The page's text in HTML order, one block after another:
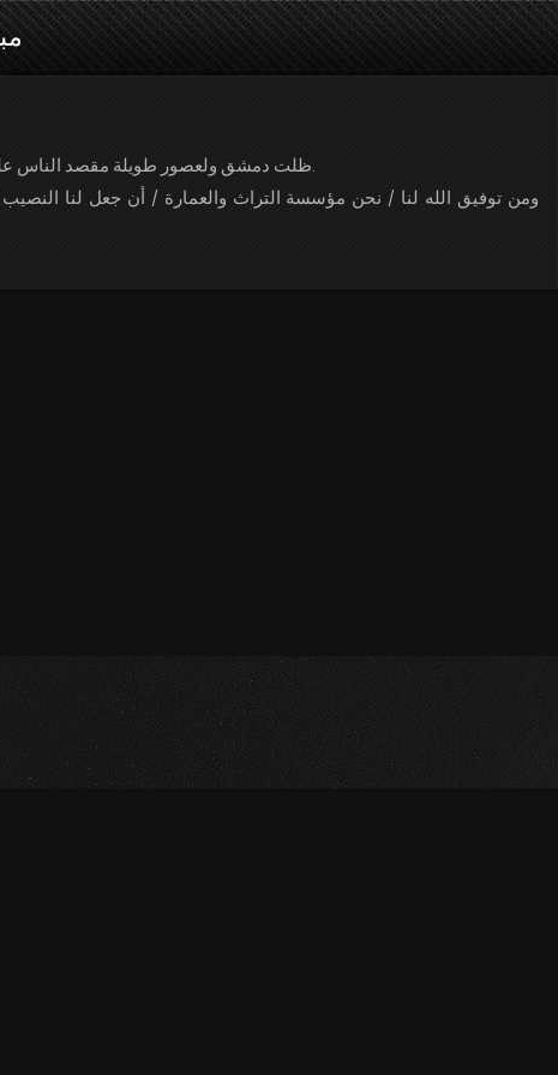
ظلت دمشق ولعصور طويلة مقصد الناس على جميع أجناسهم واختصاصاتهم، وهي البيت الأثري الكبير الذي يستهوي الكثير من المصممين المعماريين.
ومن توفيق الله لنا / نحن مؤسسة التراث والعمارة / أن جعل لنا النصيب